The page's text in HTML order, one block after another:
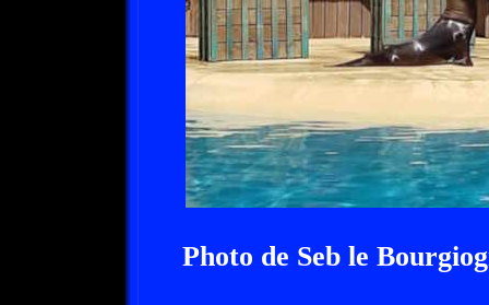
Photo de Seb le